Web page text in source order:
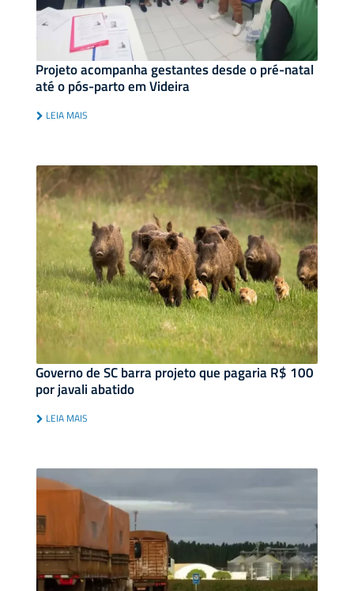
Projeto acompanha gestantes desde o pré-natal
até o pós-parto em Videira
LEIA MAIS
Governo de SC barra projeto que pagaria R$ 100
por javali abatido
LEIA MAIS